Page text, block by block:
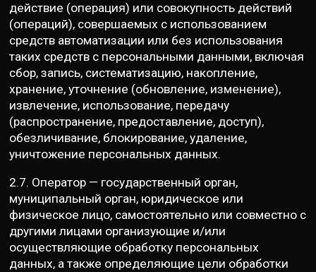
действие (операция) или совокупность действий
(операций), совершаемых с использованием
средств автоматизации или без использования
таких средств с персональными данными, включая
сбор, запись, систематизацию, накопление,
хранение, уточнение (обновление, изменение),
извлечение, использование, передачу
(распространение, предоставление, доступ),
обезличивание, блокирование, удаление,
уничтожение персональных данных.
2.7. Оператор — государственный орган,
муниципальный орган, юридическое или
физическое лицо, самостоятельно или совместно с
другими лицами организующие и/или
осуществляющие обработку персональных
данных, а также определяющие цели обработки